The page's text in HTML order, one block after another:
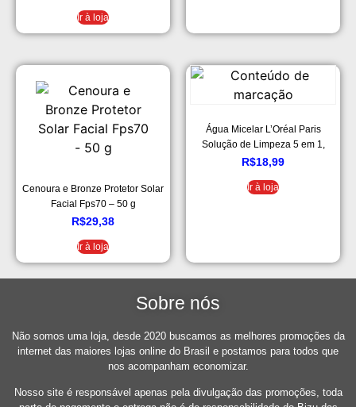
Ir à loja
Cenoura e Bronze Protetor Solar
Facial Fps70 – 50 g
R$29,38
Ir à loja
Água Micelar L’Oréal Paris
Solução de Limpeza 5 em 1,
100ml
R$18,99
Ir à loja
Sobre nós
Não somos uma loja, desde 2020 buscamos as melhores promoções da
internet das maiores lojas online do Brasil e postamos para todos que
nos acompanham economizar.
Nosso site é responsável apenas pela divulgação das promoções, toda